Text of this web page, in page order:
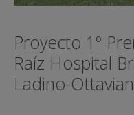
Proyecto 1º
Raíz Hospital
Ladino-